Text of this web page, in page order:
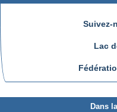
Suivez-
Lac
Dans